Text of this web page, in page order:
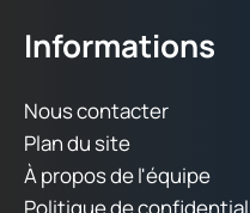
Informations
Nous contacter
Plan du site
À propos de l'équipe
Politique de